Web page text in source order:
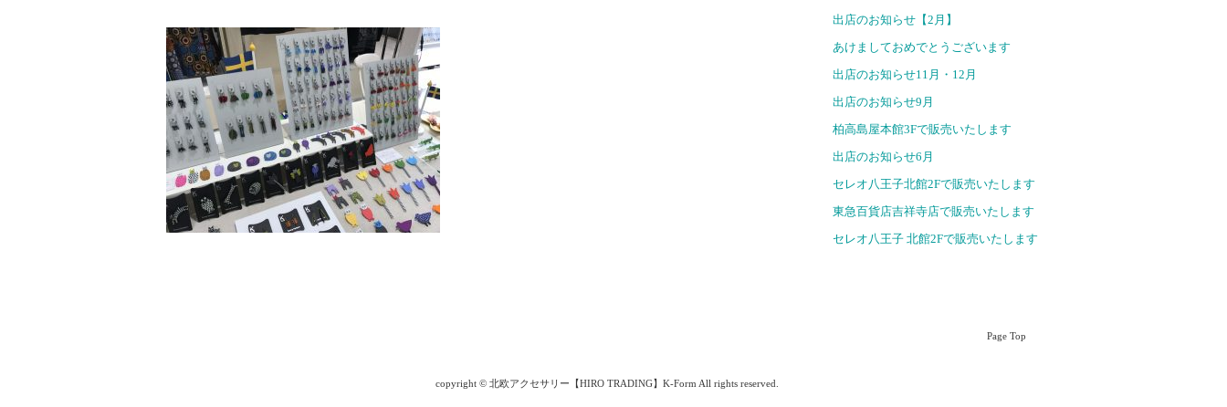
出店のお知らせ【2月】
あけましておめでとうございます
出店のお知らせ11月・12月
出店のお知らせ9月
柏高島屋本館3Fで販売いたします
出店のお知らせ6月
セレオ八王子北館2Fで販売いたします
東急百貨店吉祥寺店で販売いたします
セレオ八王子 北館2Fで販売いたします
Page Top
copyright © 北欧アクセサリー【HIRO TRADING】K-Form All rights reserved.